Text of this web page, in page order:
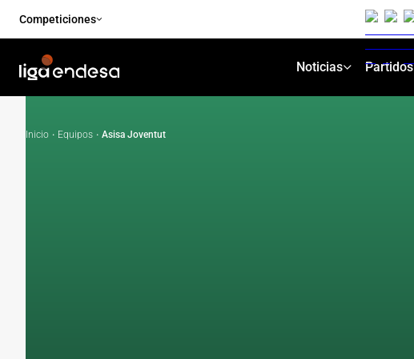
Competiciones
Noticias Partidos
Inicio · Equipos · Asisa Joventut